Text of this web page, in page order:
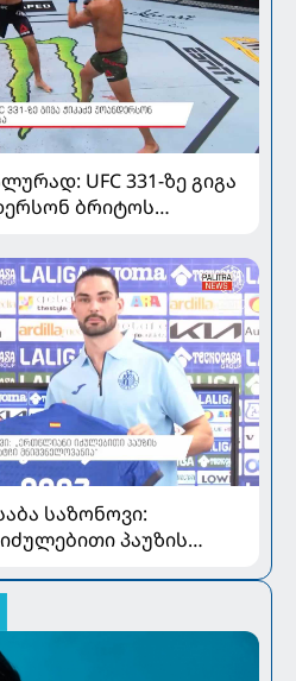
UFC 331-ზე გიგა
ბრიტოს
საზონოვი:
პაუზის